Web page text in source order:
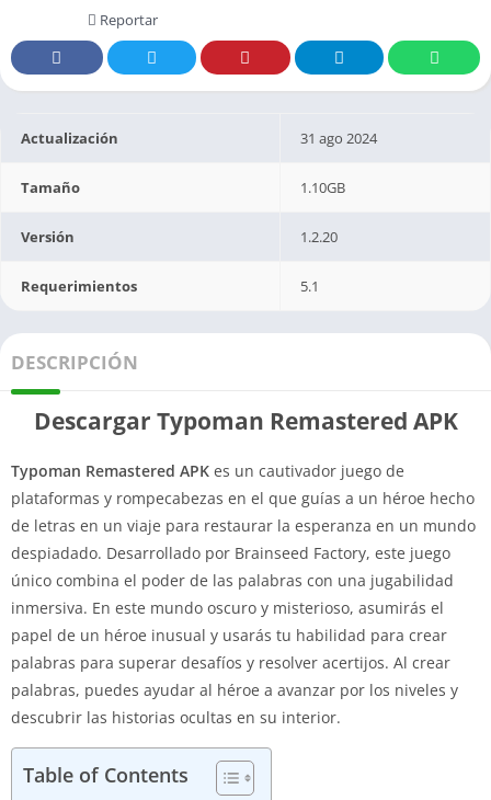
Reportar
Actualización 31 ago 2024
Tamaño 1.10GB
Versión 1.2.20
Requerimientos 5.1
DESCRIPCIÓN
Descargar Typoman Remastered APK
Typoman Remastered APK es un cautivador juego de
plataformas y rompecabezas en el que guías a un héroe hecho
de letras en un viaje para restaurar la esperanza en un mundo
despiadado. Desarrollado por Brainseed Factory, este juego
único combina el poder de las palabras con una jugabilidad
inmersiva. En este mundo oscuro y misterioso, asumirás el
papel de un héroe inusual y usarás tu habilidad para crear
palabras para superar desafíos y resolver acertijos. Al crear
palabras, puedes ayudar al héroe a avanzar por los niveles y
descubrir las historias ocultas en su interior.
Table of Contents